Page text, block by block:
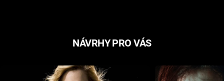
NÁVRHY PRO VÁS